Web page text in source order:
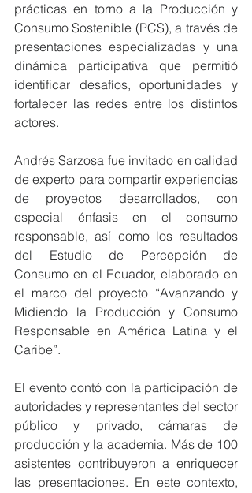
prácticas en torno a la Producción y
Consumo Sostenible (PCS), a través de
presentaciones especializadas y una
dinámica participativa que permitió
identificar desafíos, oportunidades y
fortalecer las redes entre los distintos
actores.
Andrés Sarzosa fue invitado en calidad
de experto para compartir experiencias
de proyectos desarrollados, con
especial énfasis en el consumo
responsable, así como los resultados
del Estudio de Percepción de
Consumo en el Ecuador, elaborado en
el marco del proyecto “Avanzando y
Midiendo la Producción y Consumo
Responsable en América Latina y el
Caribe”.
El evento contó con la participación de
autoridades y representantes del sector
público y privado, cámaras de
producción y la academia. Más de 100
asistentes contribuyeron a enriquecer
las presentaciones. En este contexto,